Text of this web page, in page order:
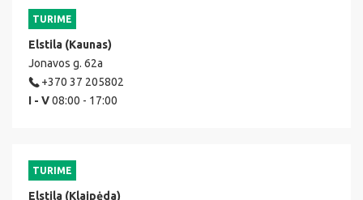
TURIME
Elstila (Kaunas)
Jonavos g. 62a
+370 37 205802
I - V08:00 - 17:00
TURIME
Elstila (Klaipėda)